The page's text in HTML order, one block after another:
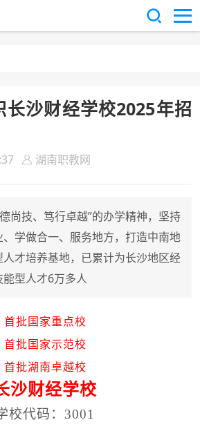
长沙财经学校2025年招
湖南职教网
尚技、笃行卓越”的办学精神，坚持
学做合一、服务地方，打造中南地
才培养基地，已累计为长沙地区经
型人才6万多人
首批国家重点校
首批国家示范校
首批湖南卓越校
沙财经学校
校代码：3001